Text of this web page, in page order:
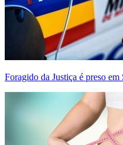
Foragido da Justiça é preso em